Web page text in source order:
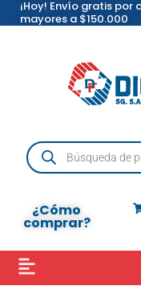
¡Hoy! Envío gratis por
mayores a $150.000
¿Cómo
comprar?